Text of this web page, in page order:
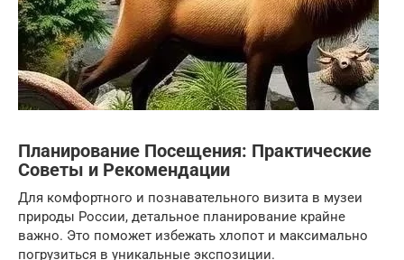
Планирование Посещения: Практические
Советы и Рекомендации
Для комфортного и познавательного визита в музеи
природы России, детальное планирование крайне
важно. Это поможет избежать хлопот и максимально
погрузиться в уникальные экспозиции.